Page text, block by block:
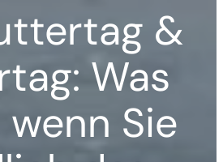
&
Was
wenn Sie